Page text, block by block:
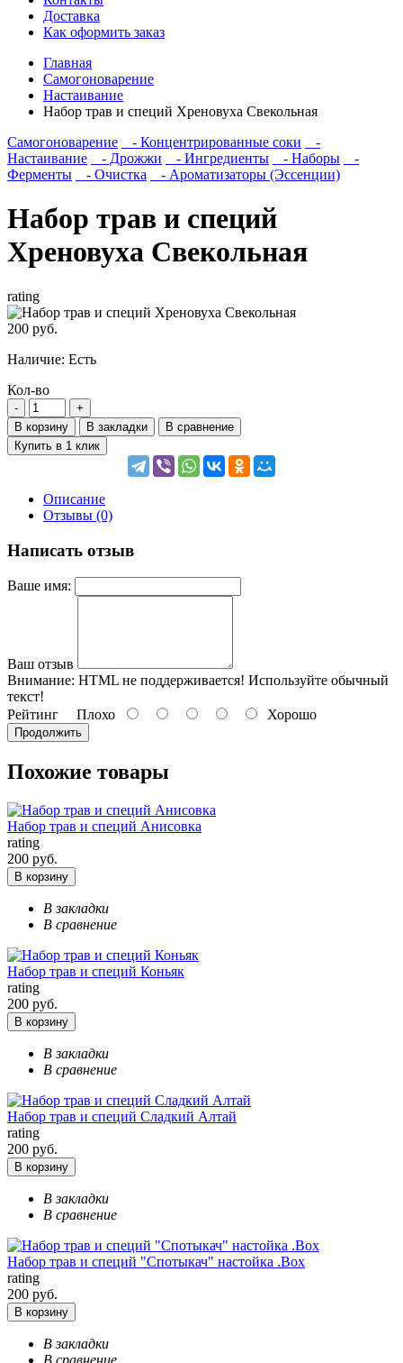
Доставка
Как оформить заказ
Главная
Самогоноварение
Настаивание
Набор трав и специй Хреновуха Свекольная
Самогоноварение
- Концентрированные соки
-
Настаивание
- Дрожжи - Ингредиенты - Наборы
-
Ферменты
- Очистка - Ароматизаторы (Эссенции)
Набор трав и специй
Хреновуха Свекольная
rating
200 руб.
Наличие: Есть
Кол-во
В корзину В закладки
В сравнение
Купить в 1 клик
Описание
Отзывы (0)
Написать отзыв
Ваше имя:
Ваш отзыв
Внимание: HTML не поддерживается! Используйте обычный
текст!
Рейтинг Плохо Хорошо
Продолжить
Похожие товары
Набор трав и специй Анисовка
rating
200 руб.
В корзину
В закладки
В сравнение
Набор трав и специй Коньяк
rating
200 руб.
В корзину
В закладки
В сравнение
Набор трав и специй Сладкий Алтай
rating
200 руб.
В корзину
В закладки
В сравнение
Набор трав и специй "Спотыкач" настойка .Box
rating
200 руб.
В корзину
В закладки